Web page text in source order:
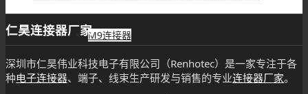
M9连接器
仁昊连接器厂家
深圳市仁昊伟业科技电子有限公司（Renhotec）是一家专注于各
种电子连接器、端子、线束生产研发与销售的专业连接器厂家。